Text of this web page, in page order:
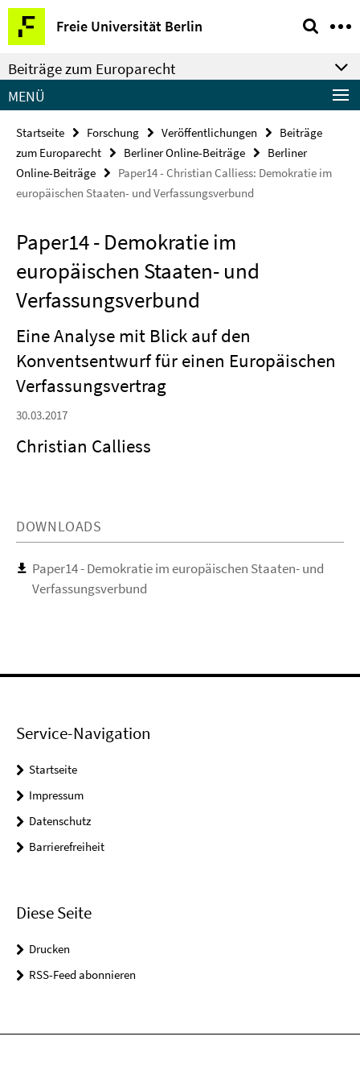
Springe
direkt
zu
Inhalt
Freie Universität Berlin
Service-
Navigation
Beiträge zum Europarecht
MENÜ
Startseite Forschung Veröffentlichungen
Beiträge
zum Europarecht
Berliner Online-Beiträge
Berliner
Online-Beiträge
Paper14 - Christian Calliess: Demokratie im
europäischen Staaten- und Verfassungsverbund
Paper14 - Demokratie im
europäischen Staaten- und
Verfassungsverbund
Eine Analyse mit Blick auf den
Konventsentwurf für einen Europäischen
Verfassungsvertrag
30.03.2017
Christian Calliess
DOWNLOADS
Paper14 - Demokratie im europäischen Staaten- und
Verfassungsverbund
Service-Navigation
Startseite
Impressum
Datenschutz
Barrierefreiheit
Diese Seite
Drucken
RSS-Feed abonnieren